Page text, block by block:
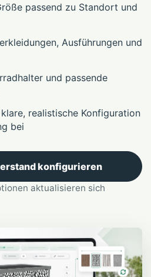
passend zu Standort und
Ausführungen und
und passende
realistische Konfiguration
bei
konfigurieren
aktualisieren sich